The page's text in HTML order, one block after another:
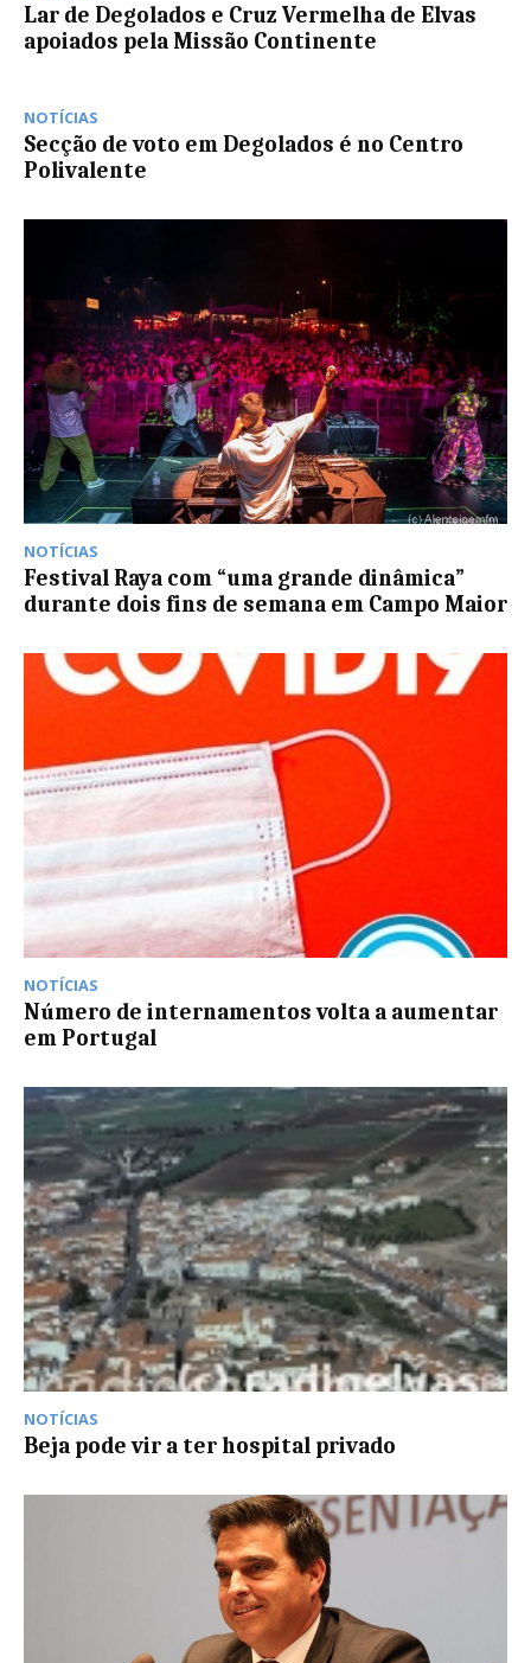
Lar de Degolados e Cruz Vermelha de Elvas
apoiados pela Missão Continente
NOTÍCIAS
Secção de voto em Degolados é no Centro
Polivalente
NOTÍCIAS
Festival Raya com “uma grande dinâmica”
durante dois fins de semana em Campo Maior
NOTÍCIAS
Número de internamentos volta a aumentar
em Portugal
NOTÍCIAS
Beja pode vir a ter hospital privado